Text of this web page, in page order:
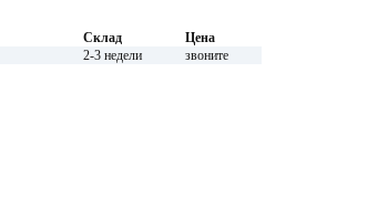
Склад
Цена
2-3 недели звоните